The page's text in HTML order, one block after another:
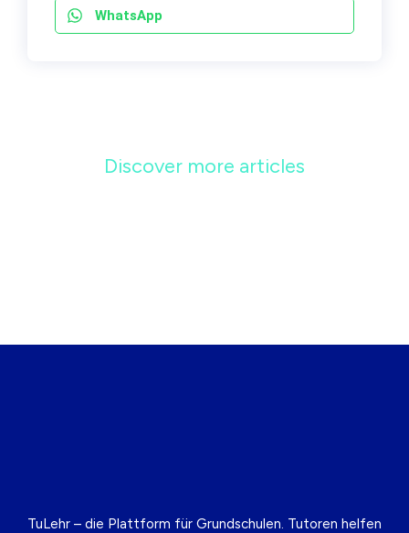
WhatsApp
Discover more articles
TuLehr – die Plattform für Grundschulen. Tutoren helfen